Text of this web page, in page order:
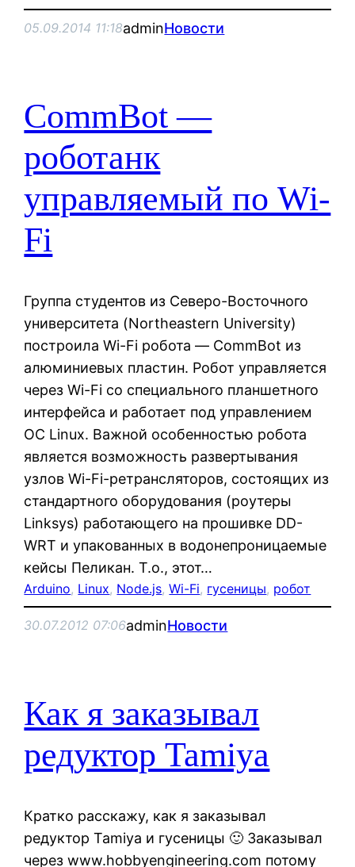
05.09.2014 11:18adminНовости
CommBot —
роботанк
управляемый по Wi-
Fi
Группа студентов из Северо-Восточного
университета (Northeastern University)
построила Wi-Fi робота — CommBot из
алюминиевых пластин. Робот управляется
через Wi-Fi со специального планшетного
интерфейса и работает под управлением
ОС Linux. Важной особенностью робота
является возможность развертывания
узлов Wi-Fi-ретрансляторов, состоящих из
стандартного оборудования (роутеры
Linksys) работающего на прошивке DD-
WRT и упакованных в водонепроницаемые
кейсы Пеликан. Т.о., этот…
Arduino, Linux, Node.js, Wi-Fi, гусеницы, робот
30.07.2012 07:06adminНовости
Как я заказывал
редуктор Tamiya
Кратко расскажу, как я заказывал
редуктор Tamiya и гусеницы 🙂 Заказывал
через www.hobbyengineering.com потому